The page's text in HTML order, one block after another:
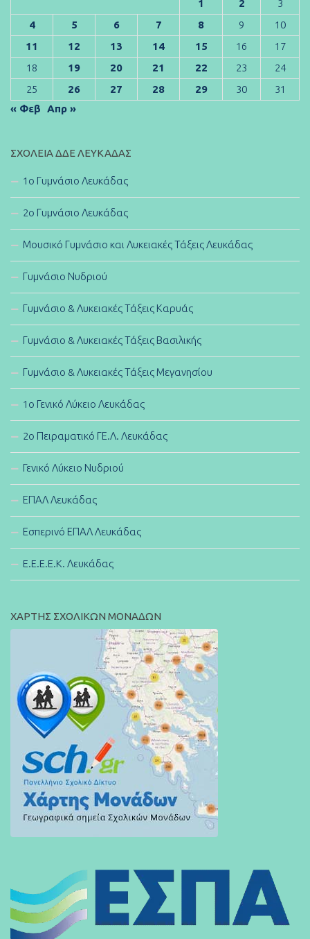
1 2
3
4
5 6 7 8 9
10
11
12 13 14 15 16
17
18
19 20 21 22 23
24
25
26 27 28 29 30
31
« Φεβ Απρ »
ΣΧΟΛΕΊΑ ΔΔΕ ΛΕΥΚΆΔΑΣ
1ο Γυμνάσιο Λευκάδας
2ο Γυμνάσιο Λευκάδας
Μουσικό Γυμνάσιο και Λυκειακές Τάξεις Λευκάδας
Γυμνάσιο Νυδριού
Γυμνάσιο & Λυκειακές Τάξεις Καρυάς
Γυμνάσιο & Λυκειακές Τάξεις Βασιλικής
Γυμνάσιο & Λυκειακές Τάξεις Μεγανησίου
1ο Γενικό Λύκειο Λευκάδας
2ο Πειραματικό ΓΕ.Λ. Λευκάδας
Γενικό Λύκειο Νυδριού
ΕΠΑΛ Λευκάδας
Εσπερινό ΕΠΑΛ Λευκάδας
E.E.E.E.K. Λευκάδας
ΧΑΡΤΗΣ ΣΧΟΛΙΚΩΝ ΜΟΝΑΔΩΝ